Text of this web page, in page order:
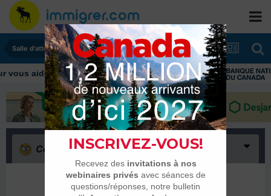
Salle d'attente - échanges de dates
aider tout au long de votre transition
Confus (0)
Il n’y a encore rien ici